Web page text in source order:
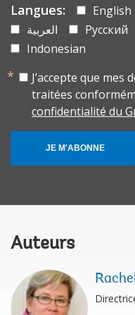
Langues: English
العربية
Русский
Indonesian
J’accepte que
traitées
confidentialité du
JE M'ABONNE
Auteurs